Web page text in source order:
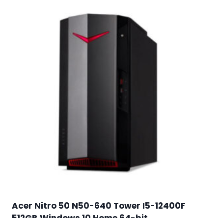
Acer Nitro 50 N50-640 Tower I5-12400F